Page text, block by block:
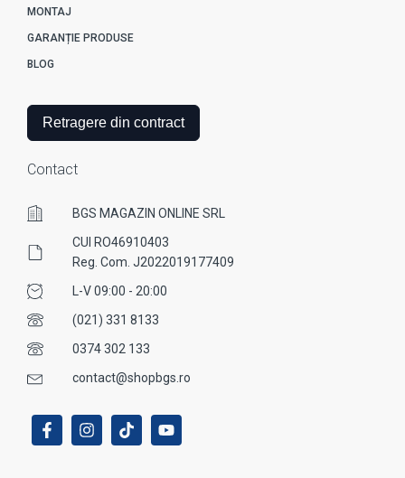
MONTAJ
GARANȚIE PRODUSE
BLOG
Retragere din contract
Contact
BGS MAGAZIN ONLINE SRL
CUI RO46910403
Reg. Com. J2022019177409
L-V 09:00 - 20:00
(021) 331 8133
0374 302 133
contact@shopbgs.ro